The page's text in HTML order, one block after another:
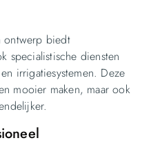
ontwerp biedt
specialistische diensten
irrigatiesystemen. Deze
mooier maken, maar ook